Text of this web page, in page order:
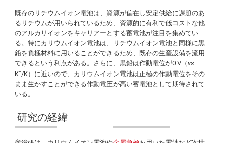
既存のリチウムイオン電池は、資源が偏在し安定供給に課題のあ
るリチウムが用いられているため、資源的に有利で低コストな他
のアルカリイオンをキャリアーとする蓄電池が注目を集めてい
る。特にカリウムイオン電池は、リチウムイオン電池と同様に黒
鉛を負極材料に用いることができるため、既存の生産設備を流用
できるという利点がある。さらに、黒鉛は作動電位が0 V（vs.
K+/K）に近いので、カリウムイオン電池は正極の作動電位をその
まま生かすことができる作動電圧が高い蓄電池として期待されて
いる。
研究の経緯